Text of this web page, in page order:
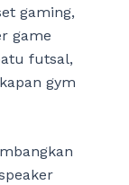
gaming,
game
futsal,
gym